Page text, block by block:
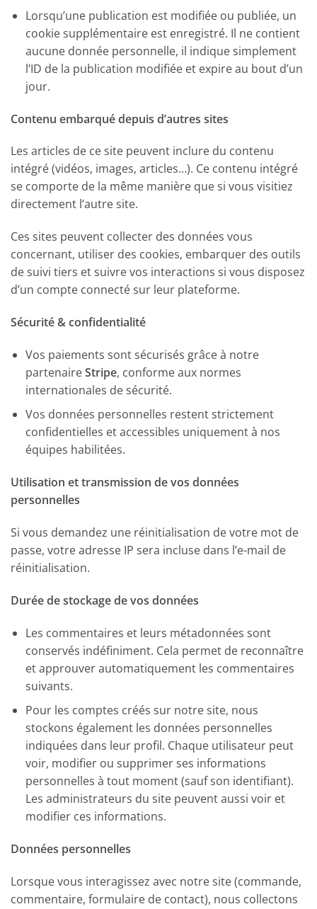
Lorsqu’une publication est modifiée ou publiée, un
cookie supplémentaire est enregistré. Il ne contient
aucune donnée personnelle, il indique simplement
l’ID de la publication modifiée et expire au bout d’un
jour.
Contenu embarqué depuis d’autres sites
Les articles de ce site peuvent inclure du contenu
intégré (vidéos, images, articles…). Ce contenu intégré
se comporte de la même manière que si vous visitiez
directement l’autre site.
Ces sites peuvent collecter des données vous
concernant, utiliser des cookies, embarquer des outils
de suivi tiers et suivre vos interactions si vous disposez
d’un compte connecté sur leur plateforme.
Sécurité & confidentialité
Vos paiements sont sécurisés grâce à notre
partenaireStripe, conforme aux normes
internationales de sécurité.
Vos données personnelles restent strictement
confidentielles et accessibles uniquement à nos
équipes habilitées.
Utilisation et transmission de vos données
personnelles
Si vous demandez une réinitialisation de votre mot de
passe, votre adresse IP sera incluse dans l’e-mail de
réinitialisation.
Durée de stockage de vos données
Les commentaires et leurs métadonnées sont
conservés indéfiniment. Cela permet de reconnaître
et approuver automatiquement les commentaires
suivants.
Pour les comptes créés sur notre site, nous
stockons également les données personnelles
indiquées dans leur profil. Chaque utilisateur peut
voir, modifier ou supprimer ses informations
personnelles à tout moment (sauf son identifiant).
Les administrateurs du site peuvent aussi voir et
modifier ces informations.
Données personnelles
Lorsque vous interagissez avec notre site (commande,
commentaire, formulaire de contact), nous collectons